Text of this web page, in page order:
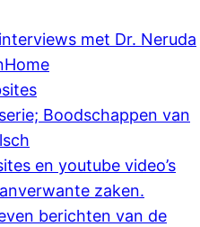
met Dr. Neruda
Home
Boodschappen van
en youtube video’s
zaken.
berichten van de